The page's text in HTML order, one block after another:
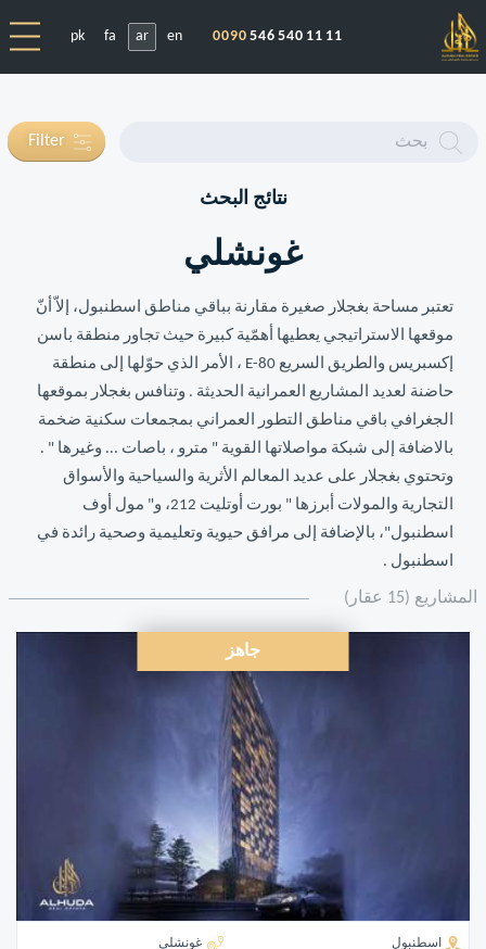
0090 546 540 11 11
en
ar
fa
pk
Enter
Filter
نتائج البحث
غونشلي
تعتبر مساحة بغجلار صغيرة مقارنة بباقي مناطق اسطنبول، إلاّ أنّ
موقعها الاستراتيجي يعطيها أهمّية كبيرة حيث تجاور منطقة باسن
إكسبريس والطريق السريع E-80 ، الأمر الذي حوّلها إلى منطقة
حاضنة لعديد المشاريع العمرانية الحديثة . وتنافس بغجلار بموقعها
الجغرافي باقي مناطق التطور العمراني بمجمعات سكنية ضخمة
بالاضافة إلى شبكة مواصلاتها القوية " مترو ، باصات ... وغيرها " .
وتحتوي بغجلار على عديد المعالم الأثرية والسياحية والأسواق
التجارية والمولات أبرزها " بورت أوتليت 212، و" مول أوف
اسطنبول"، بالإضافة إلى مرافق حيوية وتعليمية وصحية رائدة في
اسطنبول .
المشاريع (15 عقار)
جاهز
اسطنبول غونشلي